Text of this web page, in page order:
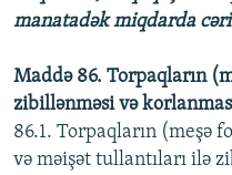
manatadək miqdarda
Maddə 86. Torpaqların
zibillənməsi və
86.1. Torpaqların (meşə
və məişət tullantıları ilə